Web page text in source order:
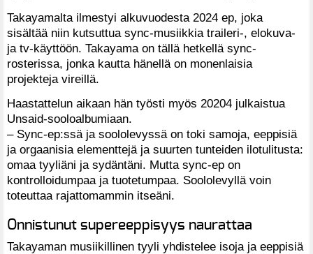
Takayamalta ilmestyi alkuvuodesta 2024 ep, joka
sisältää niin kutsuttua sync-musiikkia traileri-, elokuva-
ja tv-käyttöön. Takayama on tällä hetkellä sync-
rosterissa, jonka kautta hänellä on monenlaisia
projekteja vireillä.
Haastattelun aikaan hän työsti myös 20204 julkaistua
Unsaid-sooloalbumiaan.
– Sync-ep:ssä ja soololevyssä on toki samoja, eeppisiä
ja orgaanisia elementtejä ja suurten tunteiden ilotulitusta:
omaa tyyliäni ja sydäntäni. Mutta sync-ep on
kontrolloidumpaa ja tuotetumpaa. Soololevyllä voin
toteuttaa rajattomammin itseäni.
Onnistunut supereeppisyys naurattaa
Takayaman musiikillinen tyyli yhdistelee isoja ja eeppisiä